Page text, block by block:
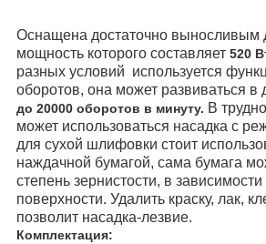
Оснащена достаточно выносливым
мощность которого составляет 520
разных условий используется
оборотов, она может развиваться в
до 20000 оборотов в минуту. В
может использоваться насадка с
для сухой шлифовки стоит
наждачной бумагой, сама бумага
степень зернистости, в
поверхности. Удалить краску, лак,
позволит насадка-лезвие.
Комплектация: